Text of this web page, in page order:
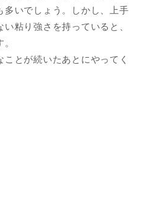
いでしょう。しかし、上手
粘り強さを持っていると、
とが続いたあとにやってく